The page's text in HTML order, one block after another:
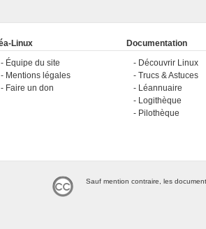
Linux
Équipe du site
Mentions légales
Faire un don
Documentation
Découvrir Linux
Trucs & Astuces
Léannuaire
Logithèque
Pilothèque
Sauf mention contraire, les